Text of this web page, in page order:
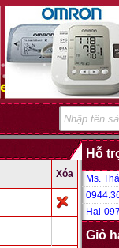
Xóa
Hỗ
Ms.
Hai-
Giỏ